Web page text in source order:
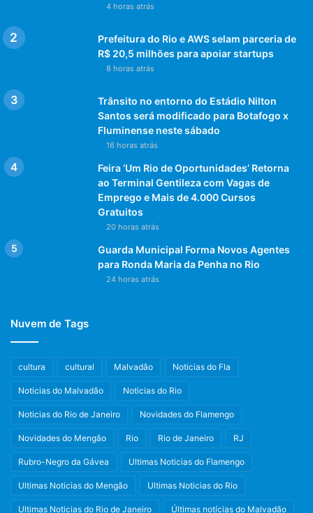
4 horas atrás
Prefeitura do Rio e AWS selam parceria de
R$ 20,5 milhões para apoiar startups
8 horas atrás
Trânsito no entorno do Estádio Nilton
Santos será modificado para Botafogo x
Fluminense neste sábado
16 horas atrás
Feira ‘Um Rio de Oportunidades’ Retorna
ao Terminal Gentileza com Vagas de
Emprego e Mais de 4.000 Cursos
Gratuitos
20 horas atrás
Guarda Municipal Forma Novos Agentes
para Ronda Maria da Penha no Rio
24 horas atrás
Nuvem de Tags
cultura cultural Malvadão Noticias do Fla
Noticias do Malvadão Noticias do Rio
Noticias do Rio de Janeiro Novidades do Flamengo
Novidades do Mengão Rio Rio de Janeiro RJ
Rubro-Negro da Gávea Ultimas Noticias do Flamengo
Ultimas Noticias do Mengão Ultimas Noticias do Rio
Ultimas Noticias do Rio de Janeiro Últimas notícias do Malvadão